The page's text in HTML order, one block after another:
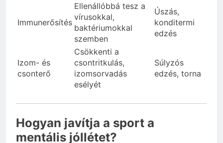
Immunerősítés
Ellenállóbbá tesz a
vírusokkal,
baktériumokkal
szemben
Úszás,
konditermi
edzés
Izom- és
csonterő
Csökkenti a
csontritkulás,
izomsorvadás
esélyét
Súlyzós
edzés, torna
Hogyan javítja a sport a
mentális jóllétet?